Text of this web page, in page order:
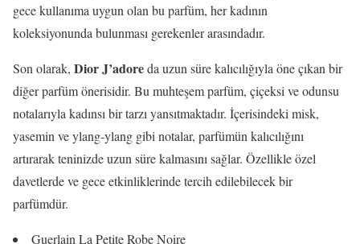
gece kullanıma uygun olan bu parfüm, her kadının
koleksiyonunda bulunması gerekenler arasındadır.
Son olarak, Dior J’adoreda uzun süre kalıcılığıyla öne çıkan bir
diğer parfüm önerisidir. Bu muhteşem parfüm, çiçeksi ve odunsu
notalarıyla kadınsı bir tarzı yansıtmaktadır. İçerisindeki misk,
yasemin ve ylang-ylang gibi notalar, parfümün kalıcılığını
artırarak teninizde uzun süre kalmasını sağlar. Özellikle özel
davetlerde ve gece etkinliklerinde tercih edilebilecek bir
parfümdür.
Guerlain La Petite Robe Noire